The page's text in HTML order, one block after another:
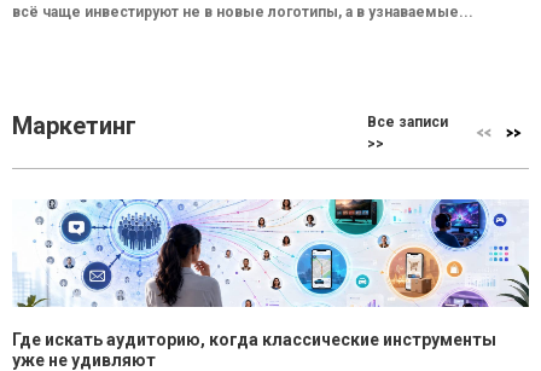
всё чаще инвестируют не в новые логотипы, а в узнаваемые...
Маркетинг
Все записи
>>
Где искать аудиторию, когда классические инструменты
уже не удивляют